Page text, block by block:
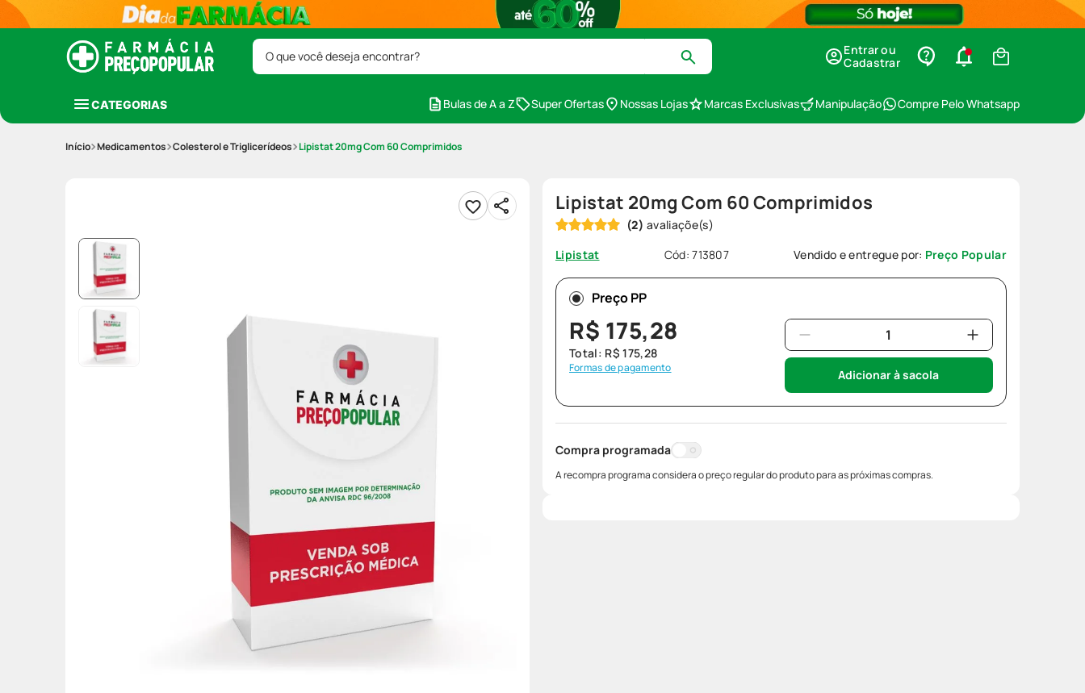
O que você deseja encontrar?
Entrar ou
Cadastrar
CATEGORIAS Bulas de A a Z Super Ofertas Nossas Lojas Marcas Exclusivas Manipulação Compre Pelo Whatsapp
Medicamentos Colesterol e Triglicerídeos Lipistat 20mg Com 60 Comprimidos
Lipistat 20mg Com 60 Comprimidos
(2)
Lipistat
Cód:713807 Vendido e entregue por: Preço Popular
Preço PP
R$ 175,28
Total: R$ 175,28
Formas de pagamento Adicionar à sacola
Compra programada
A recompra programa considera o preço regular do produto para as próximas compras.